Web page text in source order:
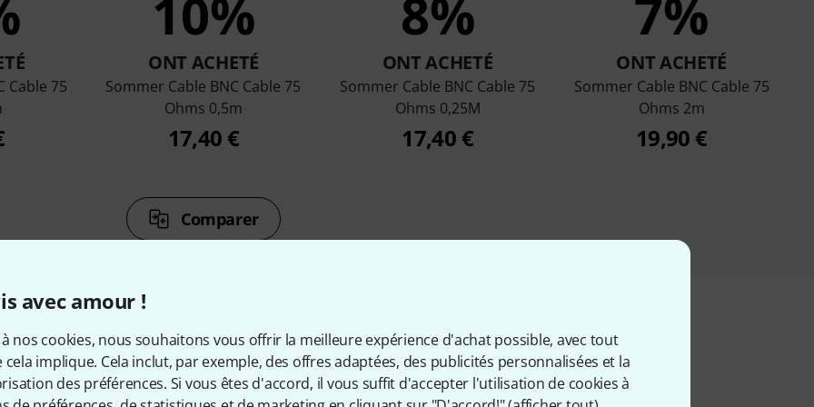
avec amour !
à nos cookies, nous souhaitons vous offrir la meilleure expérience d'achat possible, avec tout
cela implique. Cela inclut, par exemple, des offres adaptées, des publicités personnalisées et la
des préférences. Si vous êtes d'accord, il vous suffit d'accepter l'utilisation de cookies à
Cable 75
10%
ONT ACHETÉ
Sommer Cable BNC Cable 75
Ohms 0,5m
17,40 €
8%
ONT ACHETÉ
Sommer Cable BNC Cable 75
Ohms 0,25M
17,40 €
7%
ONT ACHETÉ
Sommer Cable BNC Cable 75
Ohms 2m
19,90 €
Comparer
& articles appropriés